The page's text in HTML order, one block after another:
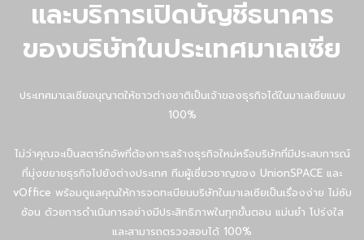
ข่าวสาร & ข้อมูลใหม่ ๆ
มีคำถามหรือต้องการความช่วยเหลือใช่ไหม? +662 036 0600
และบริการเปิดบัญชีธนาคาร
ของบริษัทในประเทศมาเลเซีย
ประเทศมาเลเซียอนุญาตให้ชาวต่างชาติเป็นเจ้าของธุรกิจได้ในมาเลเซียแบบ
100%
ไม่ว่าคุณจะเป็นสตาร์ทอัพที่ต้องการสร้างธุรกิจใหม่หรือบริษัทที่มีประสบการณ์
ที่มุ่งขยายธุรกิจไปยังต่างประเทศ ทีมผู้เชี่ยวชาญของ UnionSPACE และ
vOffice พร้อมดูแลคุณให้การจดทะเบียนบริษัทในมาเลเซียเป็นเรื่องง่าย ไม่ซับ
ซ้อน ด้วยการดำเนินการอย่างมีประสิทธิภาพในทุกขั้นตอน แม่นยำ โปร่งใส
และสามารถตรวจสอบได้ 100%